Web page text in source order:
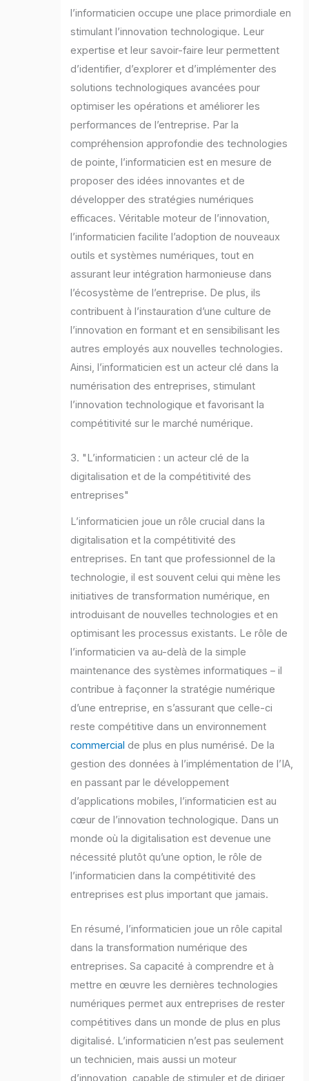
l’informaticien occupe une place primordiale en
stimulant l’innovation technologique. Leur
expertise et leur savoir-faire leur permettent
d’identifier, d’explorer et d’implémenter des
solutions technologiques avancées pour
optimiser les opérations et améliorer les
performances de l’entreprise. Par la
compréhension approfondie des technologies
de pointe, l’informaticien est en mesure de
proposer des idées innovantes et de
développer des stratégies numériques
efficaces. Véritable moteur de l’innovation,
l’informaticien facilite l’adoption de nouveaux
outils et systèmes numériques, tout en
assurant leur intégration harmonieuse dans
l’écosystème de l’entreprise. De plus, ils
contribuent à l’instauration d’une culture de
l’innovation en formant et en sensibilisant les
autres employés aux nouvelles technologies.
Ainsi, l’informaticien est un acteur clé dans la
numérisation des entreprises, stimulant
l’innovation technologique et favorisant la
compétitivité sur le marché numérique.
3. "L’informaticien : un acteur clé de la
digitalisation et de la compétitivité des
entreprises"
L’informaticien joue un rôle crucial dans la
digitalisation et la compétitivité des
entreprises. En tant que professionnel de la
technologie, il est souvent celui qui mène les
initiatives de transformation numérique, en
introduisant de nouvelles technologies et en
optimisant les processus existants. Le rôle de
l’informaticien va au-delà de la simple
maintenance des systèmes informatiques – il
contribue à façonner la stratégie numérique
d’une entreprise, en s’assurant que celle-ci
reste compétitive dans un environnement
commercial de plus en plus numérisé. De la
gestion des données à l’implémentation de l’IA,
en passant par le développement
d’applications mobiles, l’informaticien est au
cœur de l’innovation technologique. Dans un
monde où la digitalisation est devenue une
nécessité plutôt qu’une option, le rôle de
l’informaticien dans la compétitivité des
entreprises est plus important que jamais.
En résumé, l’informaticien joue un rôle capital
dans la transformation numérique des
entreprises. Sa capacité à comprendre et à
mettre en œuvre les dernières technologies
numériques permet aux entreprises de rester
compétitives dans un monde de plus en plus
digitalisé. L’informaticien n’est pas seulement
un technicien, mais aussi un moteur
d’innovation, capable de stimuler et de diriger